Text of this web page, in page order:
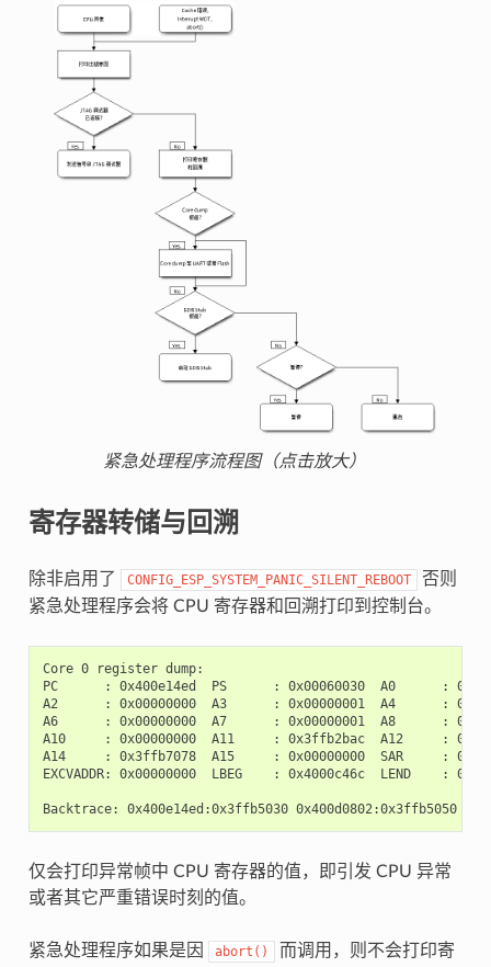
紧急处理程序流程图（点击放大）
寄存器转储与回溯
除非启用了 CONFIG_ESP_SYSTEM_PANIC_SILENT_REBOOT
否则
紧急处理程序会将 CPU 寄存器和回溯打印到控制台。
Core 0 register dump:
PC      : 0x400e14ed  PS      : 0x00060030  A0      :
A2      : 0x00000000  A3      : 0x00000001  A4      :
A6      : 0x00000000  A7      : 0x00000001  A8      :
A10     : 0x00000000  A11     : 0x3ffb2bac  A12     :
A14     : 0x3ffb7078  A15     : 0x00000000  SAR     :
EXCVADDR: 0x00000000  LBEG    : 0x4000c46c  LEND    :
Backtrace: 0x400e14ed:0x3ffb5030 0x400d0802:0x3ffb5050
仅会打印异常帧中 CPU 寄存器的值，即引发 CPU 异常
或者其它严重错误时刻的值。
紧急处理程序如果是因 abort() 而调用，则不会打印寄